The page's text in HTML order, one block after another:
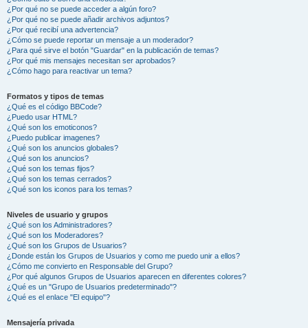
¿Por qué no se puede acceder a algún foro?
¿Por qué no se puede añadir archivos adjuntos?
¿Por qué recibí una advertencia?
¿Cómo se puede reportar un mensaje a un moderador?
¿Para qué sirve el botón "Guardar" en la publicación de temas?
¿Por qué mis mensajes necesitan ser aprobados?
¿Cómo hago para reactivar un tema?
Formatos y tipos de temas
¿Qué es el código BBCode?
¿Puedo usar HTML?
¿Qué son los emoticonos?
¿Puedo publicar imagenes?
¿Qué son los anuncios globales?
¿Qué son los anuncios?
¿Qué son los temas fijos?
¿Qué son los temas cerrados?
¿Qué son los iconos para los temas?
Niveles de usuario y grupos
¿Qué son los Administradores?
¿Qué son los Moderadores?
¿Qué son los Grupos de Usuarios?
¿Donde están los Grupos de Usuarios y como me puedo unir a ellos?
¿Cómo me convierto en Responsable del Grupo?
¿Por qué algunos Grupos de Usuarios aparecen en diferentes colores?
¿Qué es un "Grupo de Usuarios predeterminado"?
¿Qué es el enlace "El equipo"?
Mensajería privada